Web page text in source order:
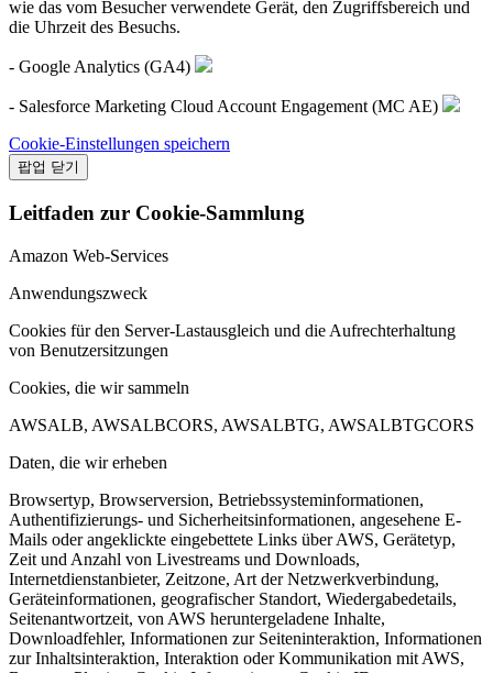
wie das vom Besucher verwendete Gerät, den Zugriffsbereich und
die Uhrzeit des Besuchs.
- Google Analytics (GA4)
- Salesforce Marketing Cloud Account Engagement (MC AE)
Cookie-Einstellungen speichern
팝업 닫기
Leitfaden zur Cookie-Sammlung
Amazon Web-Services
Anwendungszweck
Cookies für den Server-Lastausgleich und die Aufrechterhaltung
von Benutzersitzungen
Cookies, die wir sammeln
AWSALB, AWSALBCORS, AWSALBTG, AWSALBTGCORS
Daten, die wir erheben
Browsertyp, Browserversion, Betriebssysteminformationen,
Authentifizierungs- und Sicherheitsinformationen, angesehene E-
Mails oder angeklickte eingebettete Links über AWS, Gerätetyp,
Zeit und Anzahl von Livestreams und Downloads,
Internetdienstanbieter, Zeitzone, Art der Netzwerkverbindung,
Geräteinformationen, geografischer Standort, Wiedergabedetails,
Seitenantwortzeit, von AWS heruntergeladene Inhalte,
Downloadfehler, Informationen zur Seiteninteraktion, Informationen
zur Inhaltsinteraktion, Interaktion oder Kommunikation mit AWS,